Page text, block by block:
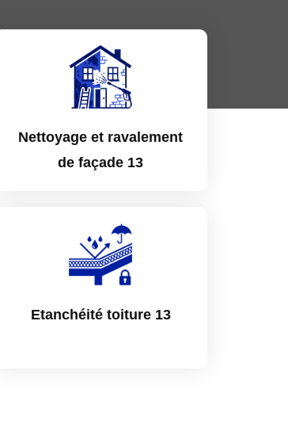
Nettoyage et ravalement
de façade 13
Etanchéité toiture 13